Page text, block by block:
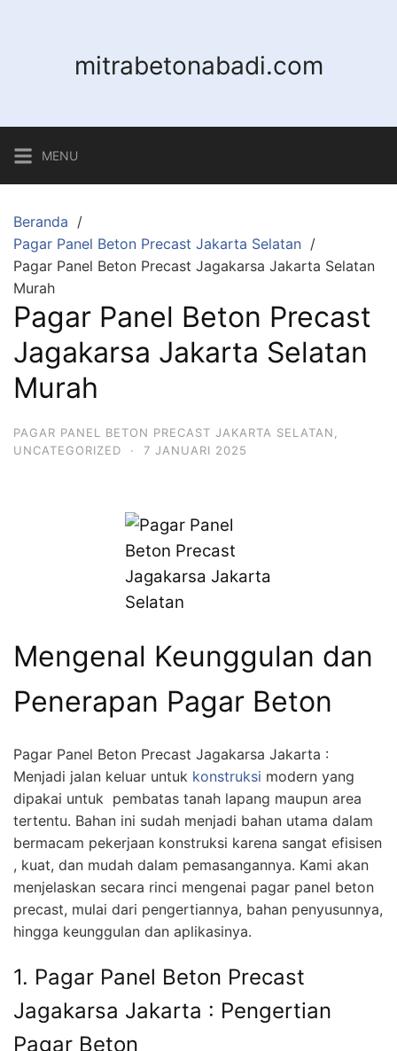
mitrabetonabadi.com
MENU
Beranda
Pagar Panel Beton Precast Jakarta Selatan
Pagar Panel Beton Precast Jagakarsa Jakarta Selatan
Murah
Pagar Panel Beton Precast
Jagakarsa Jakarta Selatan
Murah
PAGAR PANEL BETON PRECAST JAKARTA SELATAN
UNCATEGORIZED
· 7 JANUARI 2025
Mengenal Keunggulan dan
Penerapan Pagar Beton
Pagar Panel Beton Precast Jagakarsa Jakarta :
Menjadi jalan keluar untuk konstruksi modern yang
dipakai untuk pembatas tanah lapang maupun area
tertentu. Bahan ini sudah menjadi bahan utama dalam
bermacam pekerjaan konstruksi karena sangat efisisen
, kuat, dan mudah dalam pemasangannya. Kami akan
menjelaskan secara rinci mengenai pagar panel beton
precast, mulai dari pengertiannya, bahan penyusunnya,
hingga keunggulan dan aplikasinya.
1. Pagar Panel Beton Precast
Jagakarsa Jakarta : Pengertian
Pagar Beton